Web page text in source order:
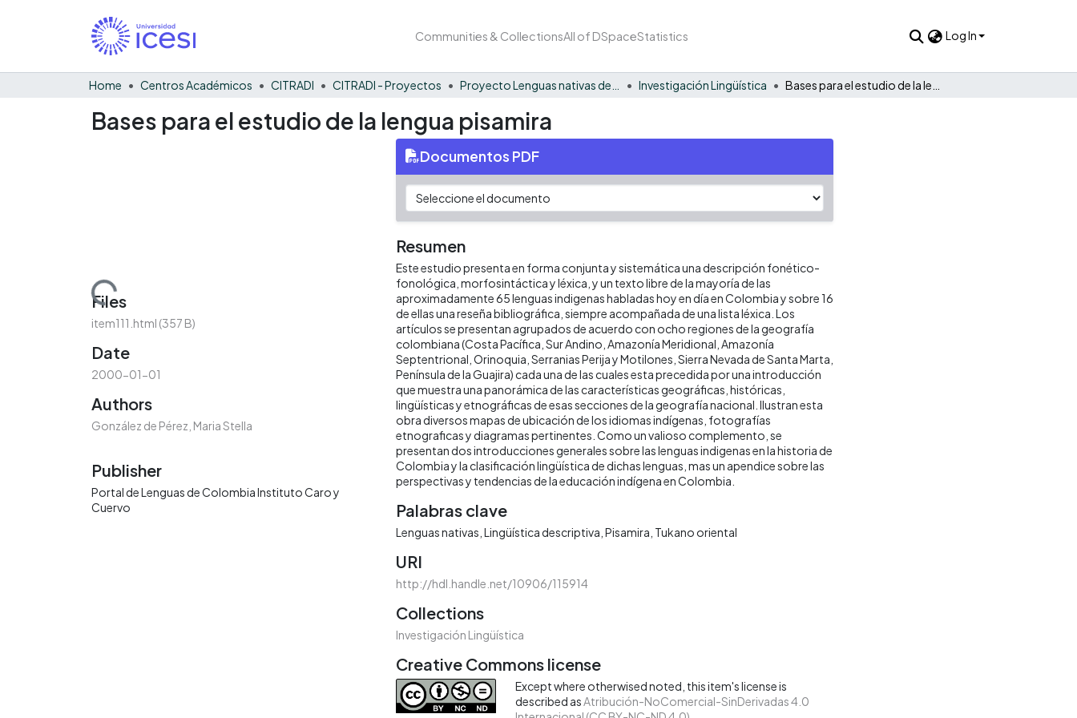
Communities & CollectionsAll of DSpaceStatistics Log In
Home Centros Académicos CITRADI CITRADI - Proyectos Investigación Lingüística
Bases para el estudio de la lengua pisamira
Loading...
Files
item111.html (357 B)
Date
2000-01-01
Authors
González de Pérez, Maria Stella
Publisher
Portal de Lenguas de Colombia Instituto Caro y
Cuervo
Documentos PDF
Resumen
Este estudio presenta en forma conjunta y sistemática una descripción fonético-
fonológica, morfosintáctica y léxica, y un texto libre de la mayoría de las
aproximadamente 65 lenguas indigenas habladas hoy en día en Colombia y sobre 16
de ellas una reseña bibliográfica, siempre acompañada de una lista léxica. Los
artículos se presentan agrupados de acuerdo con ocho regiones de la geografía
colombiana (Costa Pacífica, Sur Andino, Amazonía Meridional, Amazonía
Septentrional, Orinoquia, Serranias Perija y Motilones, Sierra Nevada de Santa Marta,
Península de la Guajira) cada una de las cuales esta precedida por una introducción
que muestra una panorámica de las características geográficas, históricas,
lingüísticas y etnográficas de esas secciones de la geografía nacional. Ilustran esta
obra diversos mapas de ubicación de los idiomas indígenas, fotografías
etnograficas y diagramas pertinentes. Como un valioso complemento, se
presentan dos introducciones generales sobre las lenguas indigenas en la historia de
Colombia y la clasificación lingüística de dichas lenguas, mas un apendice sobre las
perspectivas y tendencias de la educación indígena en Colombia.
Palabras clave
Lenguas nativas Lingüística descriptiva Pisamira Tukano oriental
URI
http://hdl.handle.net/10906/115914
Collections
Investigación Lingüística
Creative Commons license
Except where otherwised noted, this item's license is
described as Atribución-NoComercial-SinDerivadas 4.0